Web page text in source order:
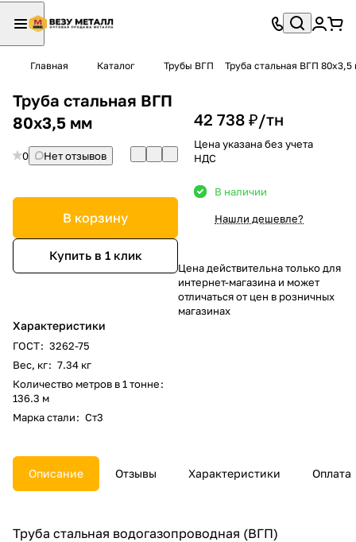
Главная Каталог Трубы ВГП Труба стальная ВГП
Труба стальная ВГП
80х3,5 мм
0 Нет отзывов
В корзину
Купить в 1 клик
Характеристики
ГОСТ: 3262-75
Вес, кг: 7.34 кг
Количество метров в 1 тонне:
136.3 м
Марка стали: Ст3
42 738 ₽/тн
Цена указана без учета
НДС
В наличии
Нашли дешевле?
Цена действительна только для
интернет-магазина и может
отличаться от цен в розничных
магазинах
Описание Отзывы Характеристики Оплата
Труба стальная водогазопроводная (ВГП)